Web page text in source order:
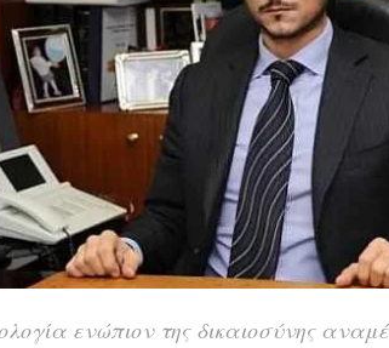
ενώπιον της δικαιοσύνης